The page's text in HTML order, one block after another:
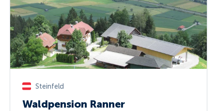
Steinfeld
Waldpension Ranner